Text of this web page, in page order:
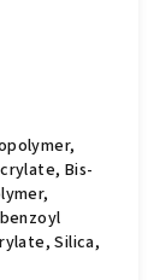
Bis-
Silica,